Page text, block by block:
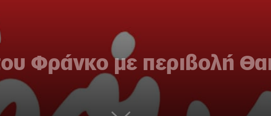
Φράνκο με περιβολή